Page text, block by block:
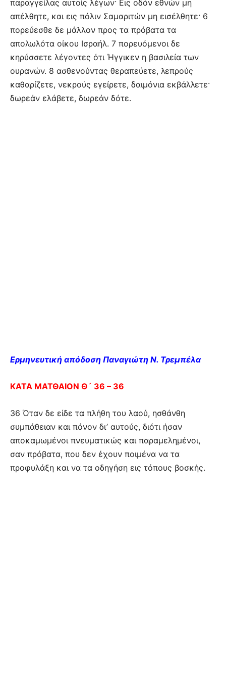
παραγγείλας αυτοίς λέγων· Εις οδόν εθνών μη
απέλθητε, και εις πόλιν Σαμαριτών μη εισέλθητε· 6
πορεύεσθε δε μάλλον προς τα πρόβατα τα
απολωλότα οίκου Ισραήλ. 7 πορευόμενοι δε
κηρύσσετε λέγοντες ότι Ήγγικεν η βασιλεία των
ουρανών. 8 ασθενούντας θεραπεύετε, λεπρούς
καθαρίζετε, νεκρούς εγείρετε, δαιμόνια εκβάλλετε·
δωρεάν ελάβετε, δωρεάν δότε.
Ερμηνευτική απόδοση Παναγιώτη Ν. Τρεμπέλα
ΚΑΤΑ ΜΑΤΘΑΙΟΝ Θ´ 36 – 36
36 Όταν δε είδε τα πλήθη του λαού, ησθάνθη
συμπάθειαν και πόνον δι’ αυτούς, διότι ήσαν
αποκαμωμένοι πνευματικώς και παραμελημένοι,
σαν πρόβατα, που δεν έχουν ποιμένα να τα
προφυλάξη και να τα οδηγήση εις τόπους βοσκής.